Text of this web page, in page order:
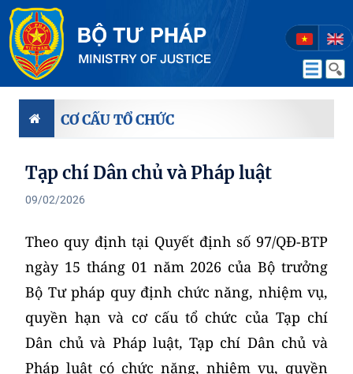
CƠ CẤU TỔ CHỨC
Tạp chí Dân chủ và Pháp luật
09/02/2026
Theo quy định tại Quyết định số 97/QĐ-BTP
ngày 15 tháng 01 năm 2026 của Bộ trưởng
Bộ Tư pháp quy định chức năng, nhiệm vụ,
quyền hạn và cơ cấu tổ chức của Tạp chí
Dân chủ và Pháp luật, Tạp chí Dân chủ và
Pháp luật có chức năng, nhiệm vụ, quyền